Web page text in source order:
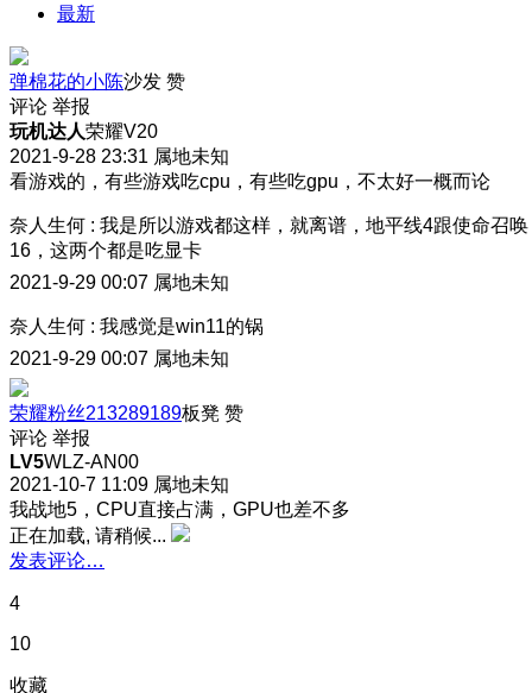
最新
弹棉花的小陈沙发 赞
评论 举报
玩机达人荣耀V20
2021-9-28 23:31 属地未知
看游戏的，有些游戏吃cpu，有些吃gpu，不太好一概而论
奈人生何 : 我是所以游戏都这样，就离谱，地平线4跟使命召唤
16，这两个都是吃显卡
2021-9-29 00:07 属地未知
奈人生何 : 我感觉是win11的锅
2021-9-29 00:07 属地未知
荣耀粉丝213289189板凳 赞
评论 举报
LV5WLZ-AN00
2021-10-7 11:09 属地未知
我战地5，CPU直接占满，GPU也差不多
正在加载, 请稍候...
发表评论…
4
10
收藏